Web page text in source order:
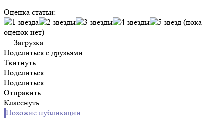
Оценка статьи:
(пока
оценок нет)
Загрузка...
Поделиться с друзьями:
Твитнуть
Поделиться
Поделиться
Отправить
Класснуть
Похожие публикации